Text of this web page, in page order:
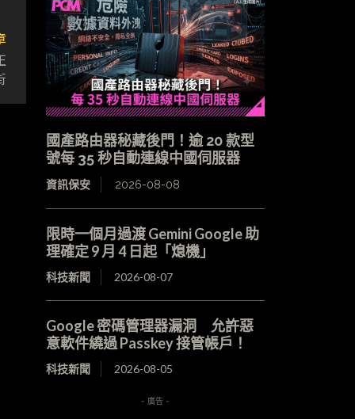
國產路由器秘藏後門！逾 20 款型
號每 35 秒自動連線中國伺服器
資訊保安 2026-08-08
限時一個月過渡 Gemini Google 助
理確定 9 月 4 日起「熄機」
科技新聞 2026-08-07
Google 密碼管理器漏洞 允許惡
意軟件繞過 Passkey 接管帳戶！
科技新聞 2026-08-05
- 廣告 -